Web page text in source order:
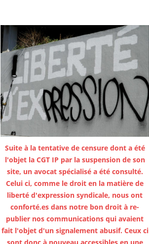
Suite à la tentative de censure dont a été
l'objet la CGT IP par la suspension de son
site, un avocat spécialisé a été consulté.
Celui ci, comme le droit en la matière de
liberté d'expression syndicale, nous ont
conforté.es dans notre bon droit à re-
publier nos communications qui avaient
fait l'objet d'un signalement abusif. Ceux ci